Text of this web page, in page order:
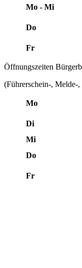
Mo - Mi
Do
Fr
Öffnungszeiten
(Führerschein-, Melde-,
Mo
Di
Mi
Do
Fr